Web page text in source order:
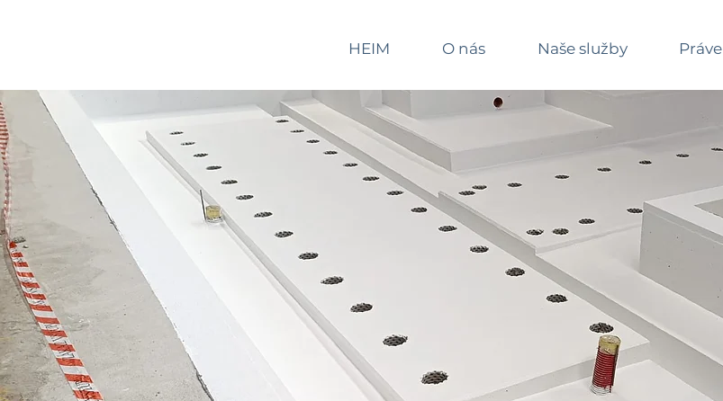
HEIM O nás Naše služby